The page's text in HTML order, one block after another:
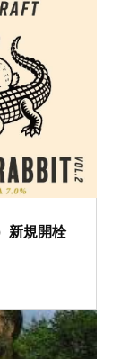
新規開栓